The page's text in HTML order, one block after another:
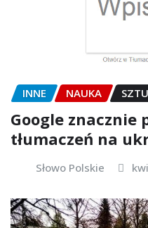
INNE NAUKA
Google znacznie
tłumaczeń na
Słowo Polskie